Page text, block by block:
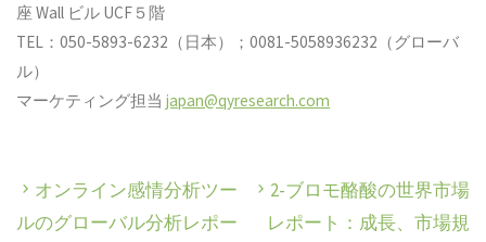
座 Wall ビル UCF５階
TEL：050-5893-6232（日本）；0081-5058936232（グローバ
ル）
マーケティング担当japan@qyresearch.com
オンライン感情分析ツー
ルのグローバル分析レポー
2-ブロモ酪酸の世界市場
レポート：成長、市場規